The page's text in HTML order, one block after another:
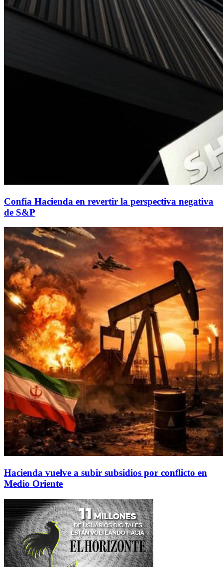
Confía Hacienda en revertir la perspectiva negativa
de S&P
Hacienda vuelve a subir subsidios por conflicto en
Medio Oriente